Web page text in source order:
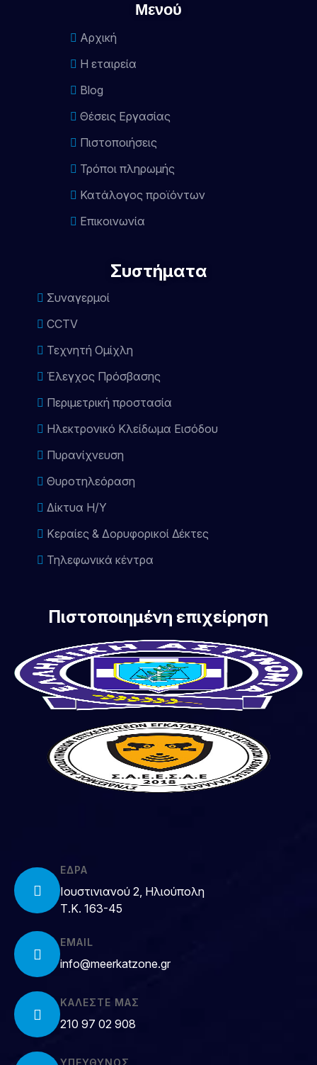
Μενού
Αρχική
Η εταιρεία
Blog
Θέσεις Εργασίας
Πιστοποιήσεις
Τρόποι πληρωμής
Κατάλογος προϊόντων
Επικοινωνία
Συστήματα
Συναγερμοί
CCTV
Τεχνητή Ομίχλη
Έλεγχος Πρόσβασης
Περιμετρική προστασία
Ηλεκτρονικό Κλείδωμα Εισόδου
Πυρανίχνευση
Θυροτηλεόραση
Δίκτυα Η/Υ
Κεραίες & Δορυφορικοί Δέκτες
Τηλεφωνικά κέντρα
Πιστοποιημένη επιχείρηση
ΕΔΡΑ
Ιουστινιανού 2, Ηλιούπολη
Τ.Κ. 163-45
EMAIL
info@meerkatzone.gr
ΚΑΛΈΣΤΕ ΜΑΣ
210 97 02 908